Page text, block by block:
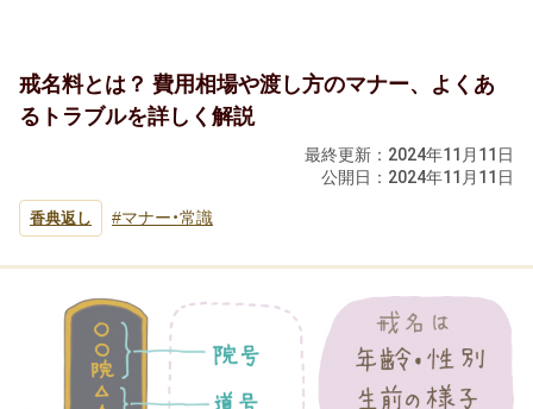
戒名料とは？ 費用相場や渡し方のマナー、よくあ
るトラブルを詳しく解説
最終更新： 2024年11月11日
公開日： 2024年11月11日
香典返し マナー・常識